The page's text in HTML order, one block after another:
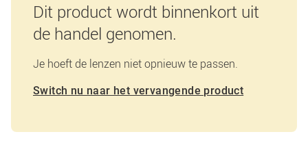
Dit product wordt binnenkort uit
de handel genomen.
Je hoeft de lenzen niet opnieuw te passen.
Switch nu naar het vervangende product